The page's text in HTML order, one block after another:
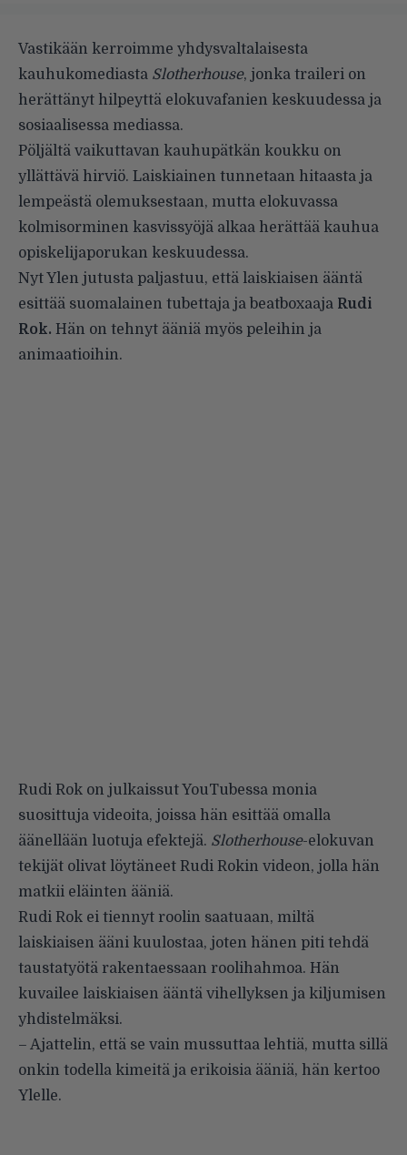
Vastikään kerroimme yhdysvaltalaisesta
kauhukomediasta Slotherhouse, jonka traileri on
herättänyt hilpeyttä elokuvafanien keskuudessa ja
sosiaalisessa mediassa.
Pöljältä vaikuttavan kauhupätkän koukku on
yllättävä hirviö. Laiskiainen tunnetaan hitaasta ja
lempeästä olemuksestaan, mutta elokuvassa
kolmisorminen kasvissyöjä alkaa herättää kauhua
opiskelijaporukan keskuudessa.
NytYlen jutusta paljastuu, että laiskiaisen ääntä
esittää suomalainen tubettaja ja beatboxaaja Rudi
Rok. Hän on tehnyt ääniä myös peleihin ja
animaatioihin.
Rudi Rok on julkaissut YouTubessa monia
suosittuja videoita, joissa hän esittää omalla
äänellään luotuja efektejä. Slotherhouse-elokuvan
tekijät olivat löytäneet Rudi Rokin videon, jolla hän
matkii eläinten ääniä.
Rudi Rok ei tiennyt roolin saatuaan, miltä
laiskiaisen ääni kuulostaa, joten hänen piti tehdä
taustatyötä rakentaessaan roolihahmoa. Hän
kuvailee laiskiaisen ääntä vihellyksen ja kiljumisen
yhdistelmäksi.
– Ajattelin, että se vain mussuttaa lehtiä, mutta sillä
onkin todella kimeitä ja erikoisia ääniä, hän kertoo
Ylelle.